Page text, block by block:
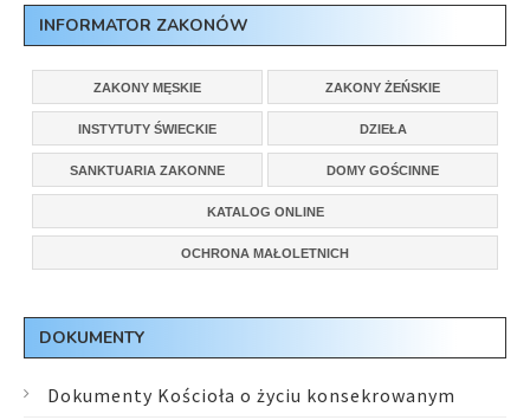
INFORMATOR ZAKONÓW
ZAKONY MĘSKIE ZAKONY ŻEŃSKIE
INSTYTUTY ŚWIECKIE DZIEŁA
SANKTUARIA ZAKONNE DOMY GOŚCINNE
KATALOG ONLINE
OCHRONA MAŁOLETNICH
DOKUMENTY
Dokumenty Kościoła o życiu konsekrowanym